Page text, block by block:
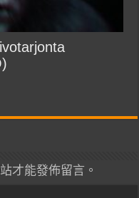
才能發佈留言。